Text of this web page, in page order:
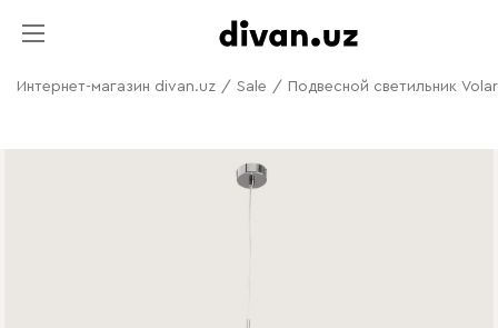
Интернет-магазин divan.uz / Sale / Подвесной светильник